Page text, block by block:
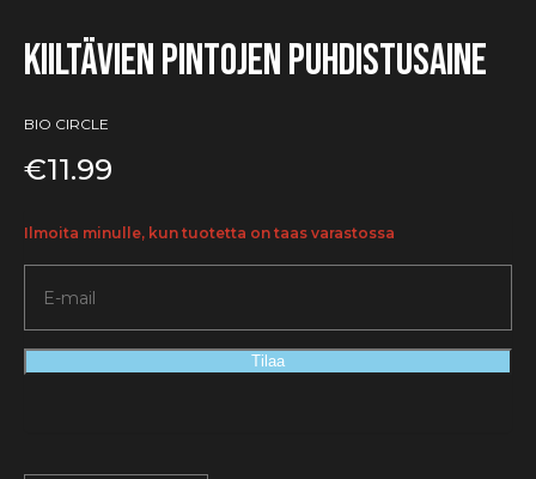
Kiiltävien pintojen puhdistusaine
BIO CIRCLE
€11.99
Ilmoita minulle, kun tuotetta on taas varastossa
Tilaa